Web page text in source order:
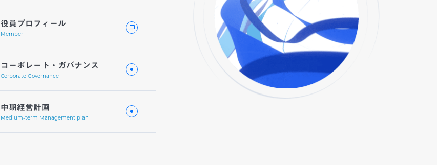
役員プロフィール
Member
コーポレート・ガバナンス
Corporate Governance
中期経営計画
Medium-term Management plan